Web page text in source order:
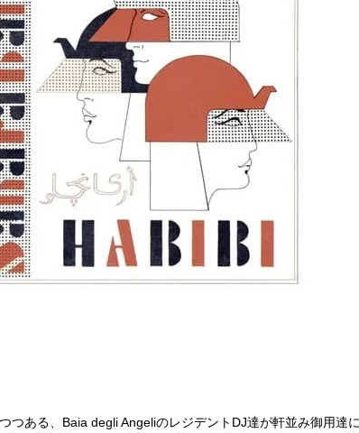
つある、Baia degli AngeliのレジデントDJ達が軒並み御用達